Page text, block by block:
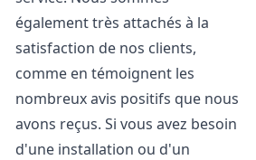
également très attachés à la
satisfaction de nos clients,
comme en témoignent les
nombreux avis positifs que nous
avons reçus. Si vous avez besoin
d'une installation ou d'un